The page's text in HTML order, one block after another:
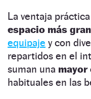
La ventaja
espacio más
equipaje y con
repartidos en el
suman una mayor
habituales en las